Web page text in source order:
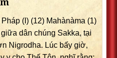
(I) (12) Mahànàma (1)
dân chúng Sakka, tại
Nigrodha. Lúc bấy giờ,